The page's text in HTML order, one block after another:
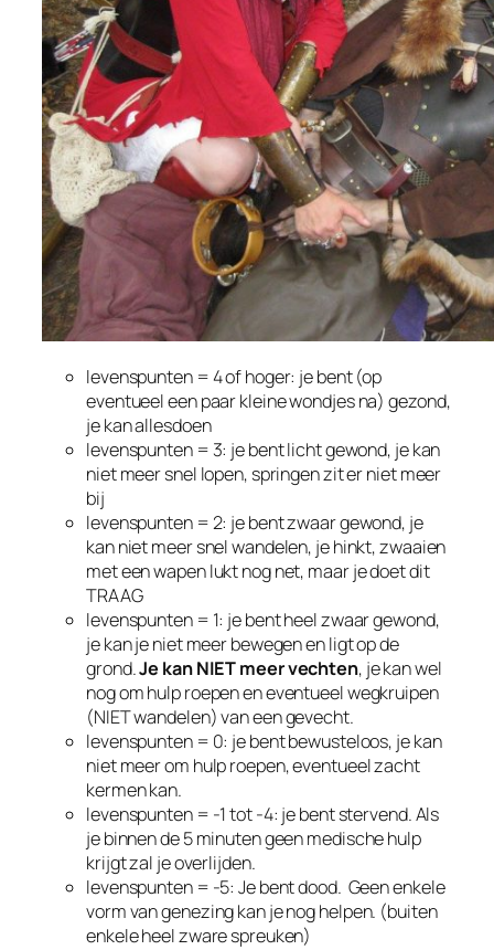
levenspunten = 4 of hoger: je bent (op
eventueel een paar kleine wondjes na) gezond,
je kan allesdoen
levenspunten = 3: je bent licht gewond, je kan
niet meer snel lopen, springen zit er niet meer
bij
levenspunten = 2: je bent zwaar gewond, je
kan niet meer snel wandelen, je hinkt, zwaaien
met een wapen lukt nog net, maar je doet dit
TRAAG
levenspunten = 1: je bent heel zwaar gewond,
je kan je niet meer bewegen en ligt op de
grond.Je kan NIET meer vechten, je kan wel
nog om hulp roepen en eventueel wegkruipen
(NIET wandelen) van een gevecht.
levenspunten = 0: je bent bewusteloos, je kan
niet meer om hulp roepen, eventueel zacht
kermen kan.
levenspunten = -1 tot -4: je bent stervend. Als
je binnen de 5 minuten geen medische hulp
krijgt zal je overlijden.
levenspunten = -5: Je bent dood. Geen enkele
vorm van genezing kan je nog helpen. (buiten
enkele heel zware spreuken)